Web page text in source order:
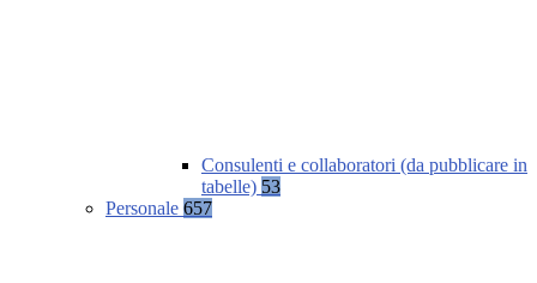
Consulenti e collaboratori (da pubblicare in
tabelle) 53
Personale 657